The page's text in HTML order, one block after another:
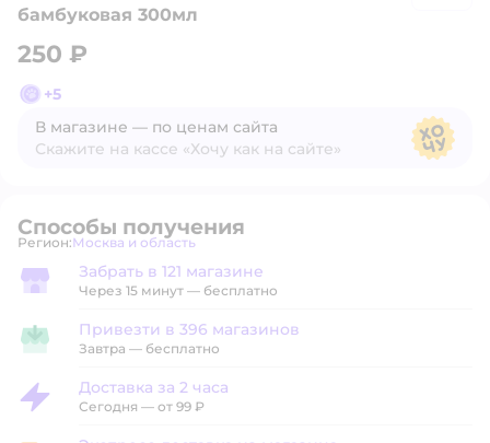
бамбуковая 300мл
250 ₽
+5
В магазине — по ценам сайта
Скажите на кассе «Хочу как на сайте»
Способы получения
Регион: Выбор адреса доставки.
Москва и область
Забрать в магазине
Забрать в 121 магазине
Через 15 минут — бесплатно
Привезти в магазин
Привезти в 396 магазинов
Завтра — бесплатно
Доставка за 2 часа
Доставка за 2 часа
Сегодня — от 99 ₽